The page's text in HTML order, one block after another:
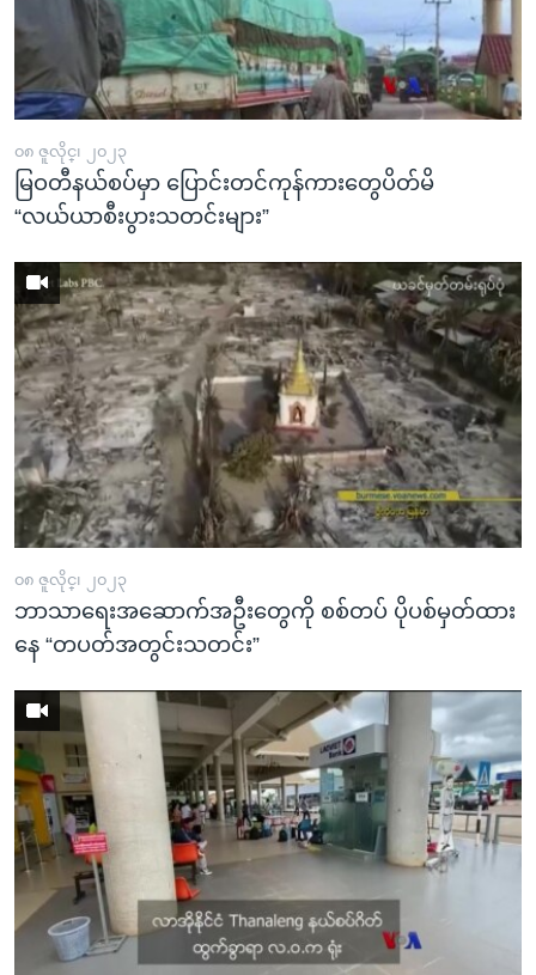
၀၈ ဇူလိုင္၊ ၂၀၂၃
မြဝတီနယ်စပ်မှာ ပြောင်းတင်ကုန်ကားတွေပိတ်မိ
“လယ်ယာစီးပွားသတင်းများ”
၀၈ ဇူလိုင္၊ ၂၀၂၃
ဘာသာရေးအဆောက်အဦးတွေကို စစ်တပ် ပိုပစ်မှတ်ထား
နေ “တပတ်အတွင်းသတင်း”